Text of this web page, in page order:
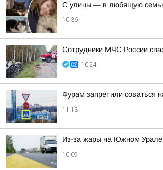
С улицы — в любящую семью:
10:36
Сотрудники МЧС России
10:24
Фурам запретили соваться
11:13
Из-за жары на Южном Урале
10:09